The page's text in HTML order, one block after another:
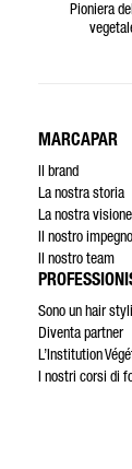
Pioniera
MARCAPAR
Il brand
La nostra storia
La nostra visione
Il nostro impegno
Il nostro team
Sono un hair
Diventa partner
L’Institution
I nostri corsi di